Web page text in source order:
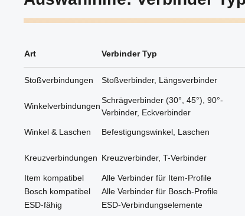
Rahmenkonstruktionen,
und anderen
die Wert auf Qualität und
beispielsweise beim Bau
Rahmen oder
oder
erforderlich – Einfache
schnelle Montage –
Korrosionsschutz – Ideal
tragende Konstruktionen
Art Verbinder Typ
Stoßverbindungen Stoßverbinder, Längsverbinder
Winkelverbindungen
Schrägverbinder (30°, 45°), 90°-
Verbinder, Eckverbinder
Winkel & Laschen Befestigungswinkel, Laschen
Kreuzverbindungen Kreuzverbinder, T-Verbinder
Item kompatibel Alle Verbinder für Item-Profile
Bosch kompatibel
Alle Verbinder für Bosch-Profile
ESD-fähig
ESD-Verbindungselemente